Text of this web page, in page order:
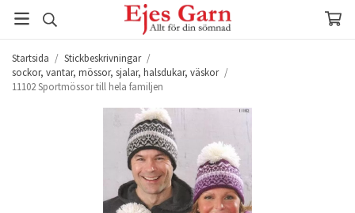
Startsida / Stickbeskrivningar /
sockor, vantar, mössor, sjalar, halsdukar, väskor /
11102 Sportmössor till hela familjen